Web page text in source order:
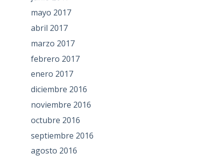
mayo 2017
abril 2017
marzo 2017
febrero 2017
enero 2017
diciembre 2016
noviembre 2016
octubre 2016
septiembre 2016
agosto 2016